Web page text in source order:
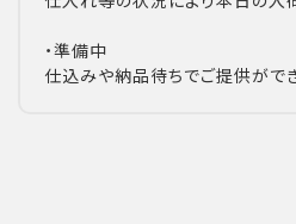
・準備中
仕込みや納品待ちでご提供がで